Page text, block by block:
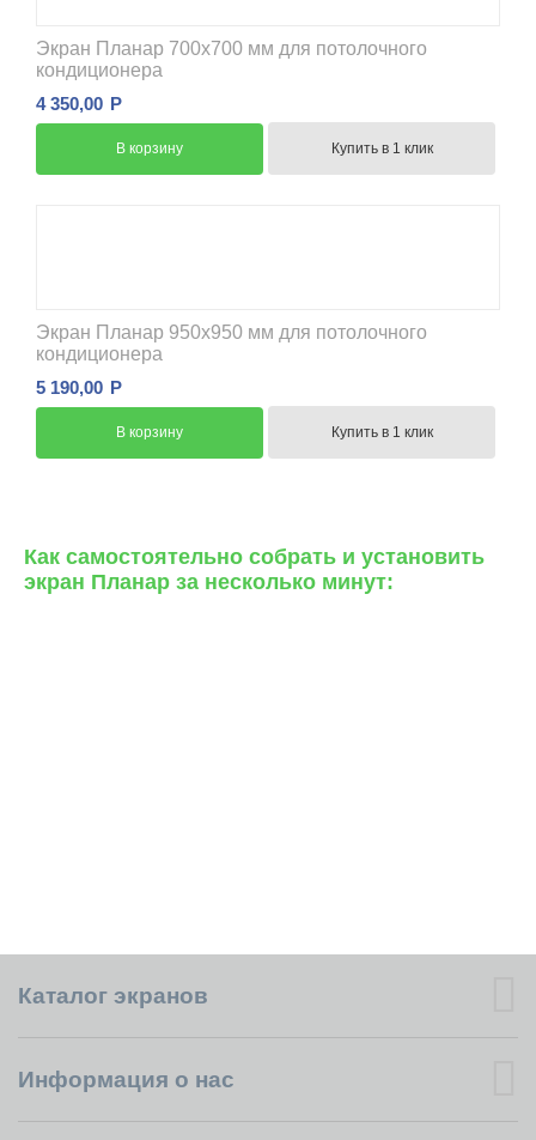
Экран Планар 700x700 мм для потолочного
кондиционера
4 350,00 Р
В корзину Купить в 1 клик
Экран Планар 950x950 мм для потолочного
кондиционера
5 190,00 Р
В корзину Купить в 1 клик
Как самостоятельно собрать и установить
экран Планар за несколько минут:
Каталог экранов
Информация о нас